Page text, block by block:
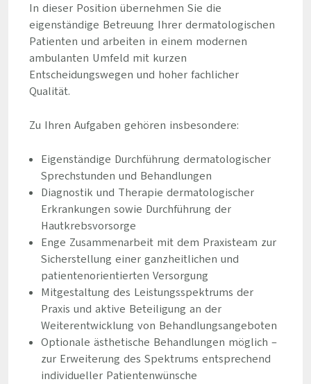
In dieser Position übernehmen Sie die
eigenständige Betreuung Ihrer dermatologischen
Patienten und arbeiten in einem modernen
ambulanten Umfeld mit kurzen
Entscheidungswegen und hoher fachlicher
Qualität.
Zu Ihren Aufgaben gehören insbesondere:
Eigenständige Durchführung dermatologischer
Sprechstunden und Behandlungen
Diagnostik und Therapie dermatologischer
Erkrankungen sowie Durchführung der
Hautkrebsvorsorge
Enge Zusammenarbeit mit dem Praxisteam zur
Sicherstellung einer ganzheitlichen und
patientenorientierten Versorgung
Mitgestaltung des Leistungsspektrums der
Praxis und aktive Beteiligung an der
Weiterentwicklung von Behandlungsangeboten
Optionale ästhetische Behandlungen möglich –
zur Erweiterung des Spektrums entsprechend
individueller Patientenwünsche